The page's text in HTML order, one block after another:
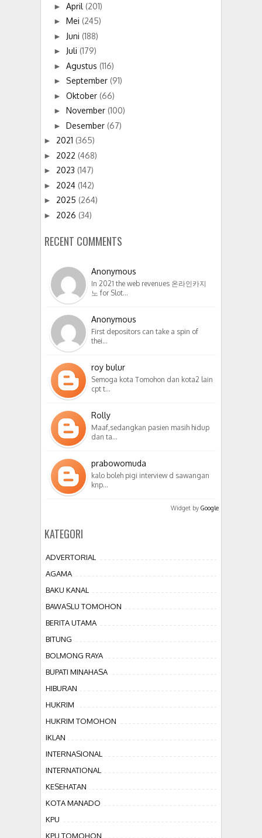
► April (201)
► Mei (245)
► Juni (188)
► Juli (179)
► Agustus (116)
► September (91)
► Oktober (66)
► November (100)
► Desember (67)
► 2021 (365)
► 2022 (468)
► 2023 (147)
► 2024 (142)
► 2025 (264)
► 2026 (34)
RECENT COMMENTS
Anonymous
In 2021 the web revenues 온라인카지
노 for Slot…
Anonymous
First depositors can take a spin of
thei…
roy bulur
Semoga kota Tomohon dan kota2 lain
cpt t…
Rolly
Maaf,sedangkan pasien masih hidup
dan ta…
prabowomuda
kalo boleh pigi interview d sawangan
knp…
Widget by Google
KATEGORI
ADVERTORIAL
AGAMA
BAKU KANAL
BAWASLU TOMOHON
BERITA UTAMA
BITUNG
BOLMONG RAYA
BUPATI MINAHASA
HIBURAN
HUKRIM
HUKRIM TOMOHON
IKLAN
INTERNASIONAL
INTERNATIONAL
KESEHATAN
KOTA MANADO
KPU
KPU TOMOHON